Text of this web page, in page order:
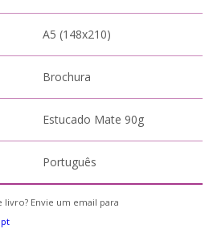
A5 (148x210)
Brochura
Estucado Mate 90g
Português
Envie um email para